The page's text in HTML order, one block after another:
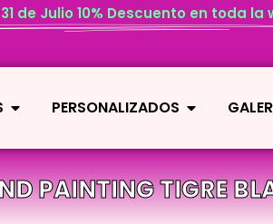
de Julio 10% Descuento en toda la
PERSONALIZADOS
PAINTING TIGRE